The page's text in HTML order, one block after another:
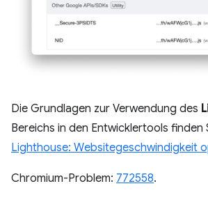
Die Grundlagen zur Verwendung des
Bereichs in den Entwicklertools finden
Lighthouse: Websitegeschwindigkeit
Chromium-Problem: 772558.